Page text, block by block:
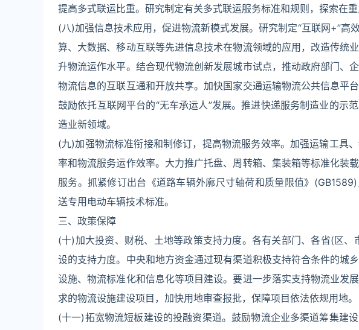
提高多式联运比重。研究制定有关多式联运服务标准和规则，探索在重
(八)加强信息技术应用，促进物流新模式发展。研究制定“互联网+”高
算、大数据、移动互联等先进信息技术在物流领域的应用，改造传统
升物流运作水平。结合现代物流创新发展城市试点，推动政府部门、
物流信息的互联互通和开放共享。加快国家交通运输物流公共信息平
鼓励依托互联网平台的“无车承运人”发展。推进快递服务制造业的示
造业新领域。
(九)加强物流标准衔接和制修订，提高物流服务效率。加强运输工具
率和物流服务运作效率。大力推广托盘、周转箱、集装箱等标准化装
服务。抓紧修订出台《道路车辆外廓尺寸轴荷和质量限值》
送专用电动车辆技术标准。
三、政策保障
(十)加大投资、财税、土地等政策支持力度。各有关部门、各省(区
设的支持力度。中央和地方资金通过现有渠道积极支持符合条件的城
设施、物流标准化和信息化等项目建设。要进一步落实支持物流业发
求的物流设施建设项目，加快用地审查报批，保障项目依法依规用地。
(十一)拓宽物流短板建设的投融资渠道。鼓励物流企业多渠道筹集建